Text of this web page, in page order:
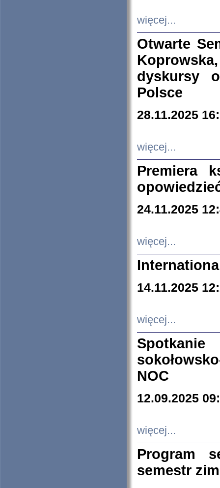
więcej...
Otwarte
dyskursy
Polsce
28.11.2025
więcej...
Premiera
24.11.2025
więcej...
14.11.2025
więcej...
NOC
12.09.2025
więcej...
Program
semestr